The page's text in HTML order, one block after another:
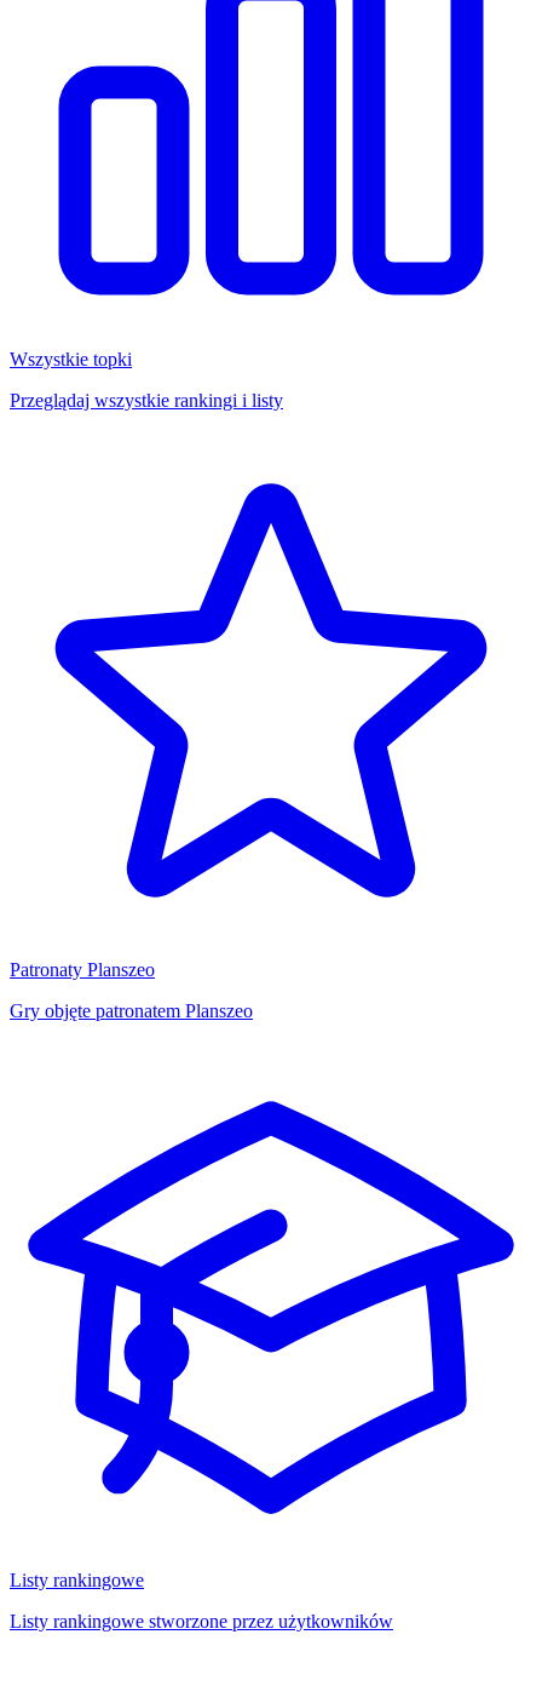
Wszystkie topki
Przeglądaj wszystkie rankingi i listy
Patronaty Planszeo
Gry objęte patronatem Planszeo
Listy rankingowe
Listy rankingowe stworzone przez użytkowników